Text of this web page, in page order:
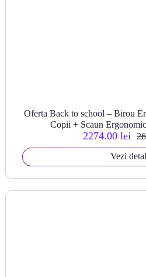
Oferta Back to school – Birou
Copii + Scaun
2274.00 lei
Vezi